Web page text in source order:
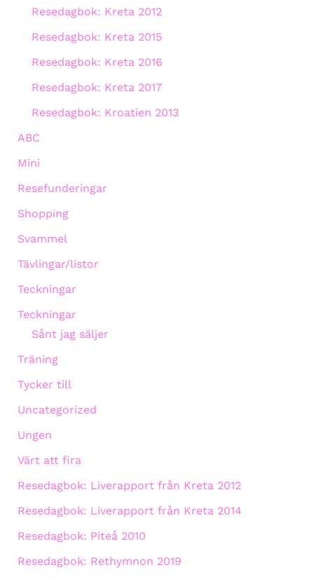
Resedagbok: Kreta 2012
Resedagbok: Kreta 2015
Resedagbok: Kreta 2016
Resedagbok: Kreta 2017
Resedagbok: Kroatien 2013
ABC
Mini
Resefunderingar
Shopping
Svammel
Tävlingar/listor
Teckningar
Teckningar
Sånt jag säljer
Träning
Tycker till
Uncategorized
Ungen
Värt att fira
Resedagbok: Liverapport från Kreta 2012
Resedagbok: Liverapport från Kreta 2014
Resedagbok: Piteå 2010
Resedagbok: Rethymnon 2019